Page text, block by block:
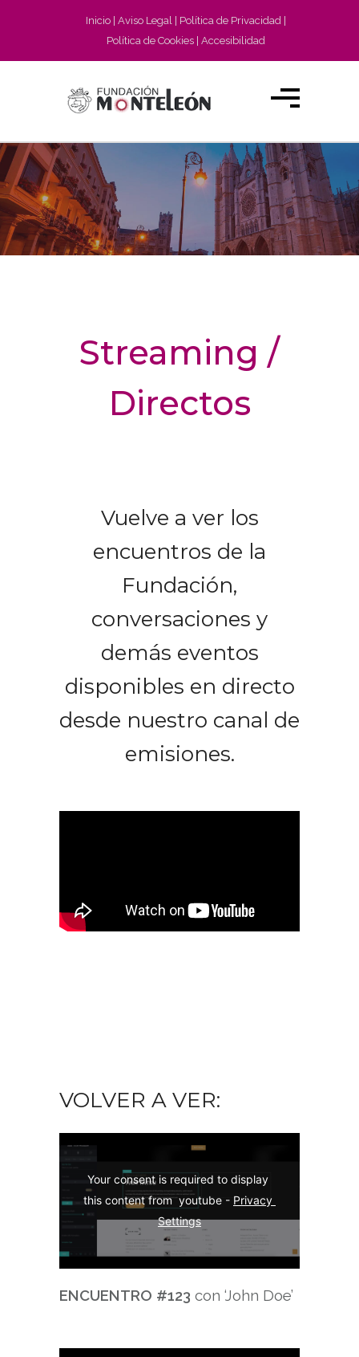
Inicio Aviso Legal
Política de Privacidad
Política de Cookies
Accesibilidad
Streaming /
Directos
Vuelve a ver los
encuentros de la
Fundación,
conversaciones y
demás eventos
disponibles en directo
desde nuestro canal de
emisiones.
VOLVER A VER:
Your consent is required to display
this content from  youtube - Privacy
Settings
ENCUENTRO #123 con ‘John Doe’